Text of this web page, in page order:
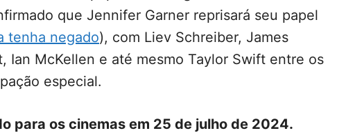
que Jennifer Garner reprisará seu papel
tenha negado), com Liev Schreiber, James
Ian McKellen e até mesmo Taylor Swift entre os
especial.
para os cinemas em 25 de julho de 2024.